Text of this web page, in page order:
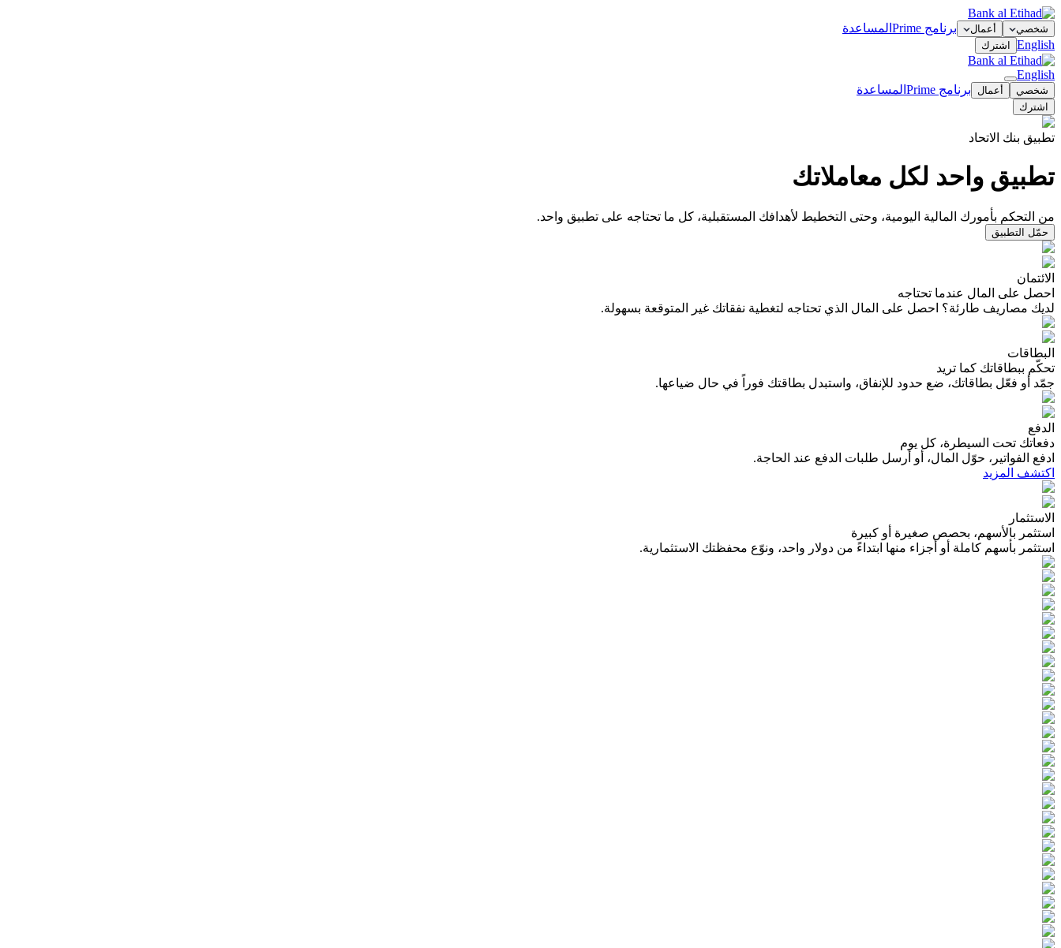
شخصي أعمال برنامج Prime
المساعدة
English
اشترك
English
شخصي أعمال برنامج Prime المساعدة
اشترك
تطبيق بنك الاتحاد
تطبيق واحد لكل معاملاتك
من التحكم بأمورك المالية اليومية، وحتى التخطيط لأهدافك المستقبلية، كل ما تحتاجه على تطبيق واحد.
حمّل التطبيق
الائتمان
احصل على المال عندما تحتاجه
لديك مصاريف طارئة؟ احصل على المال الذي تحتاجه لتغطية نفقاتك غير المتوقعة بسهولة.
البطاقات
تحكّم ببطاقاتك كما تريد
جمّد أو فعّل بطاقاتك، ضع حدود للإنفاق، واستبدل بطاقتك فوراً في حال ضياعها.
الدفع
دفعاتك تحت السيطرة، كل يوم
ادفع الفواتير، حوّل المال، أو أرسل طلبات الدفع عند الحاجة.
اكتشف المزيد
الاستثمار
استثمر بالأسهم، بحصص صغيرة أو كبيرة
استثمر بأسهم كاملة أو أجزاء منها ابتداءً من دولار واحد، ونوّع محفظتك الاستثمارية.